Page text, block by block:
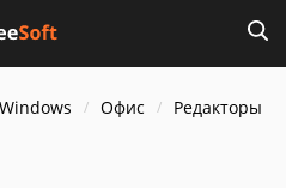
Windows Офис
Редакторы